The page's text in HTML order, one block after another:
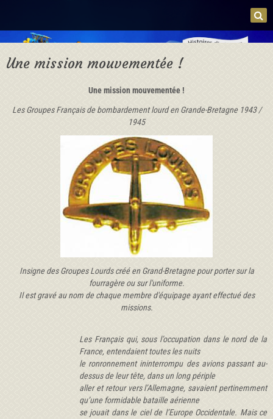
Une mission mouvementée !
Une mission mouvementée !
Les Groupes Français de bombardement lourd en Grande-Bretagne 1943 /
1945
Insigne des Groupes Lourds créé en Grand-Bretagne pour porter sur la
fourragère ou sur l'uniforme.
Il est gravé au nom de chaque membre d'équipage ayant effectué des
missions.
Les Français qui, sous l’occupation dans le nord de la
France, entendaient toutes les nuits
le ronronnement ininterrompu des avions passant au-
dessus de leur tête, dans un long périple
aller et retour vers l’Allemagne, savaient pertinemment
qu’une formidable bataille aérienne
se jouait dans le ciel de l’Europe Occidentale. Mais ce